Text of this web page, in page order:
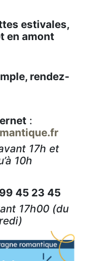
estivales,
en amont
rendez-
:
17h et
10h
45 23 45
17h00 (du